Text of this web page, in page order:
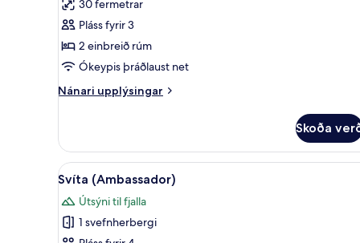
-
2
einbreið
rúm
-
á
30 fermetrar
Pláss fyrir 3
2 einbreið rúm
Ókeypis þráðlaust net
Nánari upplýsingar
Nánari
-
einbreið
-
útsýni
yfir
Skoða
Skoða
allar
myndir
fyrir
Svíta (Ambassador) | Stofa |
1
Svíta (Ambassador)
Útsýni til fjalla
1 svefnherbergi